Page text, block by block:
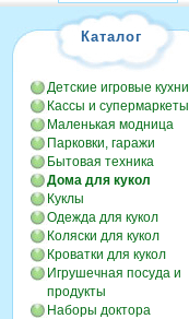
Каталог
Детские игровые кухни
Кассы и супермаркеты
Маленькая модница
Парковки, гаражи
Бытовая техника
Дома для кукол
Куклы
Одежда для кукол
Коляски для кукол
Кроватки для кукол
Игрушечная посуда и
продукты
Наборы доктора